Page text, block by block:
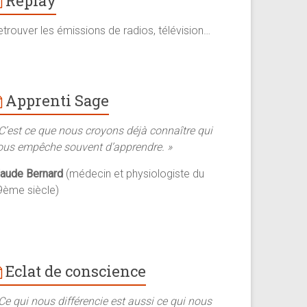
les émissions de radios, télévision…
Apprenti Sage
ce que nous croyons déjà connaître qui
empêche souvent d’apprendre. »
Bernard (médecin et physiologiste du
siècle)
Eclat de conscience
qui nous différencie est aussi ce qui nous